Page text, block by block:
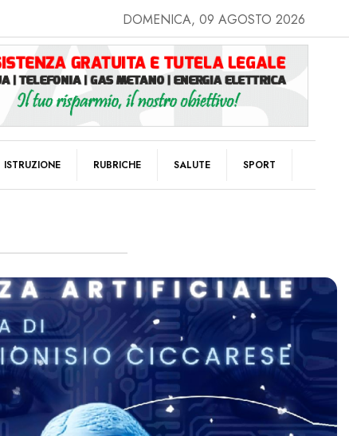
DOMENICA, 09 AGOSTO 2026
ISTRUZIONE RUBRICHE SALUTE SPORT